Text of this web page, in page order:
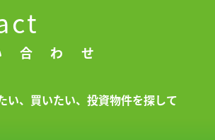
合わせ
い、買いたい、投資物件を探して